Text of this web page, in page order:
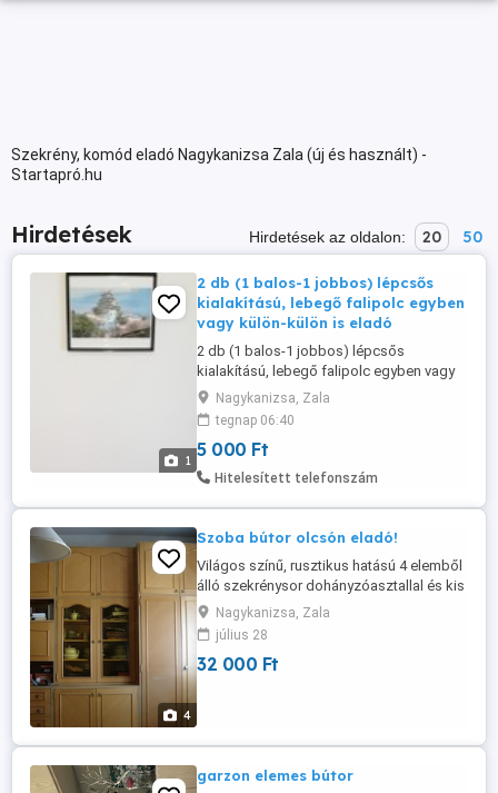
Szekrény, komód eladó Nagykanizsa Zala (új és használt) -
Startapró.hu
Hirdetések Hirdetések az oldalon: 20 50
1
2 db (1 balos-1 jobbos) lépcsős
kialakítású, lebegő falipolc egyben
vagy külön-külön is eladó
2 db (1 balos-1 jobbos) lépcsős
kialakítású, lebegő falipolc egyben vagy
külön-külön is eladó. Mérete: 60 cm
széles, 18 cm mély, 65 cm magas. Ára:
5000 Ft db. Szállításban nem tudok
segíteni. Átvehető Nagykanizsán.
Nagykanizsa, Zala
tegnap 06:40
5 000 Ft
Hitelesített telefonszám
4
Szoba bútor olcsón eladó!
Világos színű, rusztikus hatású 4 elemből
álló szekrénysor dohányzóasztallal és kis
komóddal együtt elvihető. Megkímélt
állapotú bútor.
Nagykanizsa, Zala
július 28
32 000 Ft
garzon elemes bútor